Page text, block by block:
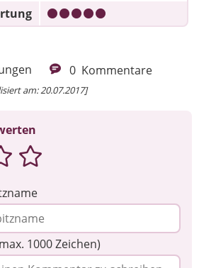
0 Kommentare
am: 20.07.2017]
1000 Zeichen)